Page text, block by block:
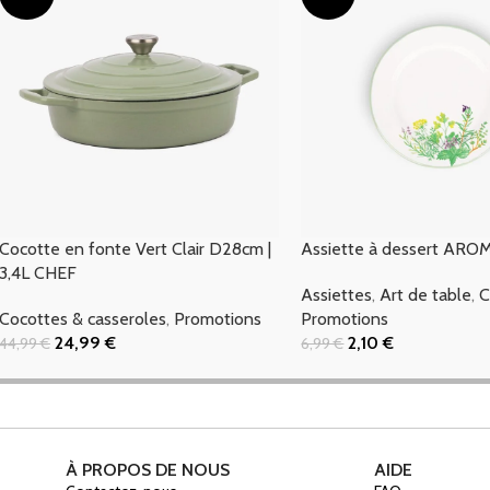
Cocotte en fonte Vert Clair D28cm |
3,4L CHEF
Cocottes & casseroles, Promotions
44,99€ 24,99€
Assiette à dessert
Assiettes,Art de table,
Promotions
6,99€ 2,10€
À PROPOS DE NOUS AIDE